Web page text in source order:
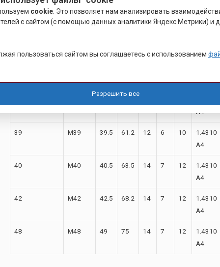
А4
36.5
А4
39 M39 39.5 61.2 12 6 10
1.4310
А4
40 M40 40.5 63.5 14 7 12
1.4310
А4
42 M42 42.5 68.2 14 7 12
1.4310
А4
48 M48 49 75 14 7 12
1.4310
А4
cookie . Это позволяет нам анализировать
с сайтом (с помощью данных аналитики Яндекс.Метрики) и
пользоваться сайтом вы соглашаетесь с использованием
Разрешить все